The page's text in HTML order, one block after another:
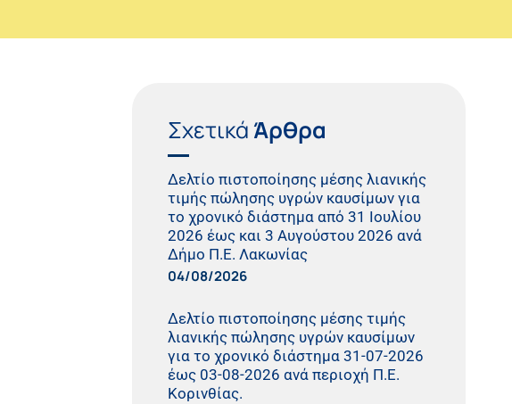
Σχετικά Άρθρα
Δελτίο πιστοποίησης μέσης λιανικής
τιμής πώλησης υγρών καυσίμων για
το χρονικό διάστημα από 31 Ιουλίου
2026 έως και 3 Αυγούστου 2026 ανά
Δήμο Π.Ε. Λακωνίας
04/08/2026
Δελτίο πιστοποίησης μέσης τιμής
λιανικής πώλησης υγρών καυσίμων
για το χρονικό διάστημα 31-07-2026
έως 03-08-2026 ανά περιοχή Π.Ε.
Κορινθίας.